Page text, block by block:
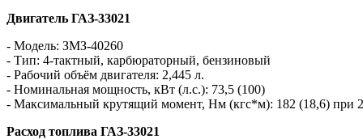
Двигатель ГАЗ-33021
- Модель: ЗМЗ-40260
- Тип: 4-тактный, карбюраторный, бензиновый
- Рабочий объём двигателя: 2,445 л.
- Номинальная мощность, кВт (л.с.): 73,5 (100)
- Максимальный крутящий момент, Нм (кгс*м): 182 (18,6) при
Расход топлива ГАЗ-33021